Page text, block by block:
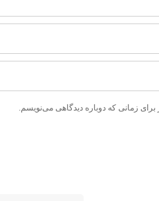
زمانی که دوباره دیدگاهی می‌نویسم.